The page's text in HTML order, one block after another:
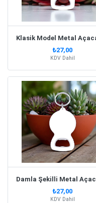
₺27,00
KDV Dahil
₺27,00
KDV Dahil